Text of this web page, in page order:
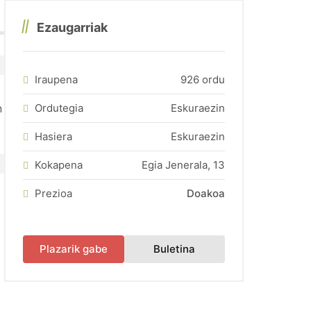
Ezaugarriak
Iraupena 926 ordu
Ordutegia Eskuraezin
Hasiera Eskuraezin
Kokapena Egia Jenerala, 13
Prezioa Doakoa
Plazarik gabe Buletina